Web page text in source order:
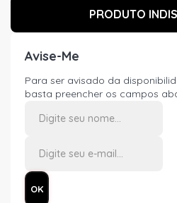
PRODUTO
Avise-Me
Para ser avisado da
basta preencher os campos